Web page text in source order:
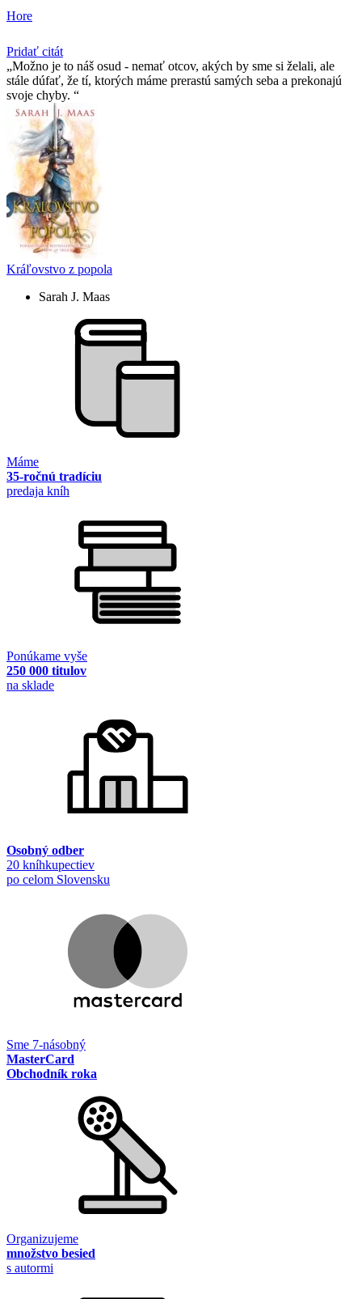
Hore
Pridať citát
Možno je to náš osud - nemať otcov, akých by sme si želali, ale
stále dúfať, že tí­, ktorých máme prerastú samých seba a prekonajú
svoje chyby.
Kráľovstvo z popola
Sarah J. Maas
Máme
35-ročnú tradíciu
predaja kníh
Ponúkame vyše
250 000 titulov
na sklade
Osobný odber
20 kníhkupectiev
po celom Slovensku
Sme 7-násobný
MasterCard
Obchodník roka
Organizujeme
množstvo besied
s autormi